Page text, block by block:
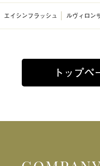
エイシンフラッシュ ルヴィロン
トップペ